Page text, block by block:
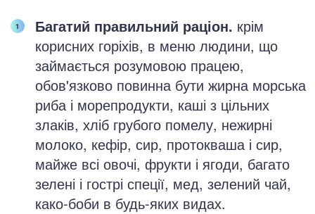
Багатий правильний раціон. крім
корисних горіхів, в меню людини, що
займається розумовою працею,
обов'язково повинна бути жирна морська
риба і морепродукти, каші з цільних
злаків, хліб грубого помелу, нежирні
молоко, кефір, сир, протокваша і сир,
майже всі овочі, фрукти і ягоди, багато
зелені і гострі спеції, мед, зелений чай,
како-боби в будь-яких видах.